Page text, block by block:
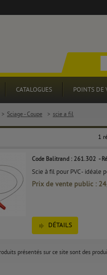
CATALOGUES POINTS DE
> Sciage - Coupe > scie a fil
1
Code Balitrand : 261.302 -
Scie à fil pour PVC - idéale
Prix de vente public :
DÉTAILS
présentés sur ce site sont des